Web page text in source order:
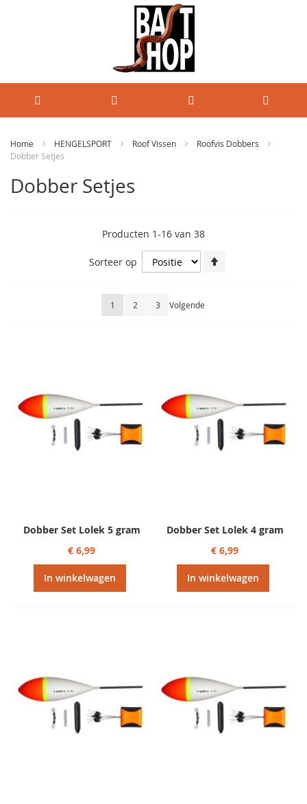
Home HENGELSPORT Roof Vissen
Roofvis Dobbers
Dobber Setjes
Dobber Setjes
Producten 1-16 van 38
Sorteer op
Pagina
U lees momenteel pagina
1 Pagina
2 Pagina
3 Pagina
Volgende
Dobber Set Lolek 5 gram
€ 6,99
In winkelwagen
Dobber Set Lolek 4 gram
€ 6,99
In winkelwagen